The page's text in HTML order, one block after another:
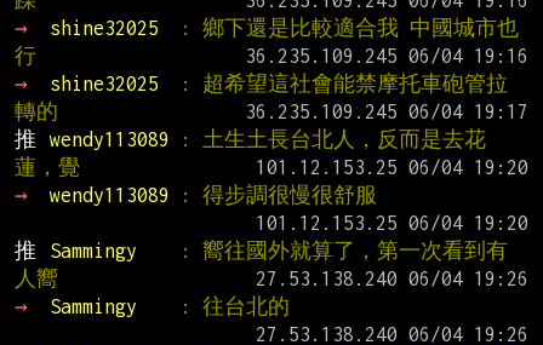
→
shine32025
: 鄉下還是比較適合我 中國城市也
行
→
shine32025
: 超希望這社會能禁摩托車砲管拉
轉的
推
wendy113089
: 土生土長台北人，反而是去花
蓮，覺
→
wendy113089
: 得步調很慢很舒服
推
Sammingy
: 嚮往國外就算了，第一次看到有
人嚮
→
Sammingy
: 往台北的